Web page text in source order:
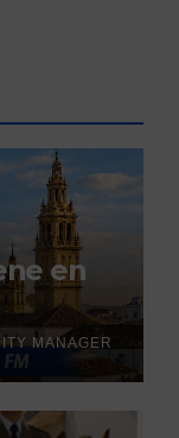
en
MANAGER